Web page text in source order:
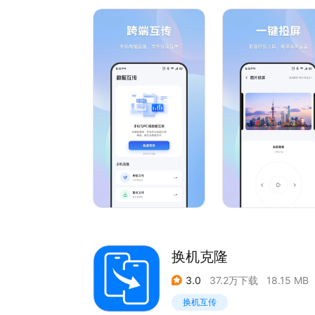
换机克隆
3.0 37.2万下载 18.15 MB
换机互传